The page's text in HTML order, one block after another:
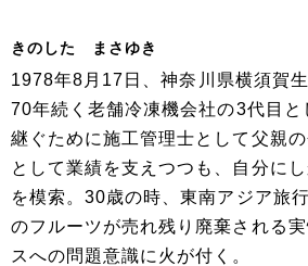
きのした まさゆき
1978年8月17日、神奈川県横須賀生
70年続く老舗冷凍機会社の3代目と
継ぐために施工管理士として父親
として業績を支えつつも、自分に
を模索。30歳の時、東南アジア旅
のフルーツが売れ残り廃棄される
スへの問題意識に火が付く。